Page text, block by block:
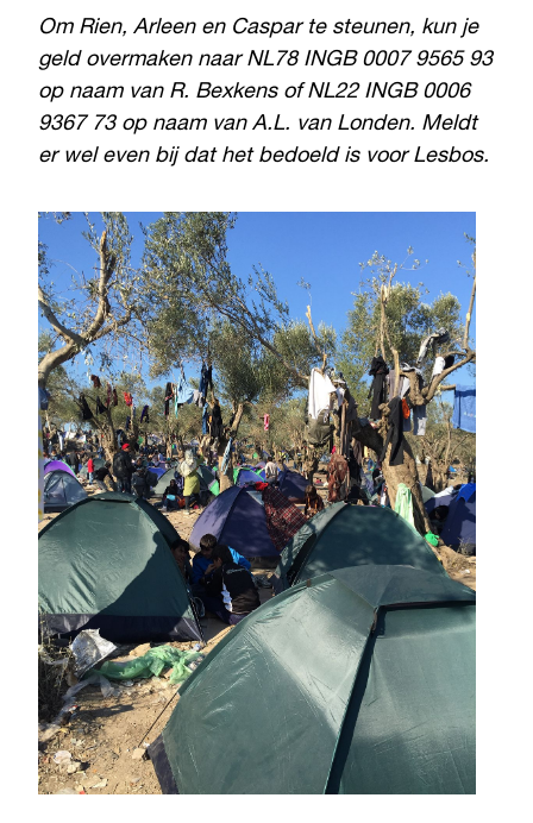
Om Rien, Arleen en Caspar te steunen, kun je
geld overmaken naar NL78 INGB 0007 9565 93
op naam van R. Bexkens of NL22 INGB 0006
9367 73 op naam van A.L. van Londen. Meldt
er wel even bij dat het bedoeld is voor Lesbos.